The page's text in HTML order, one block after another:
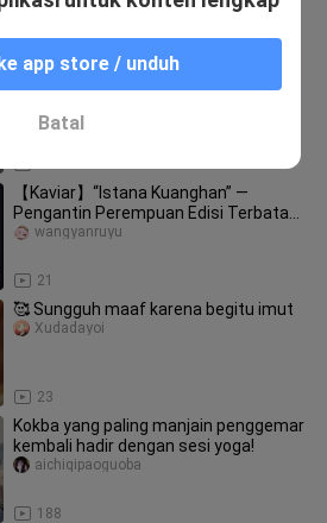
Lai Nuo Cha Cha
fanrenbairi
【Kaviar】“Istana Kuanghan” —
Pengantin Perempuan Edisi Terbatas
“Cheshire”
21
wangyanruyu
🥰 Sungguh maaf karena begitu imut
23
Xudadayoi
Kokba yang paling manjain penggemar
kembali hadir dengan sesi yoga!
188
aichiqipaoguoba
app store / unduh
Batal